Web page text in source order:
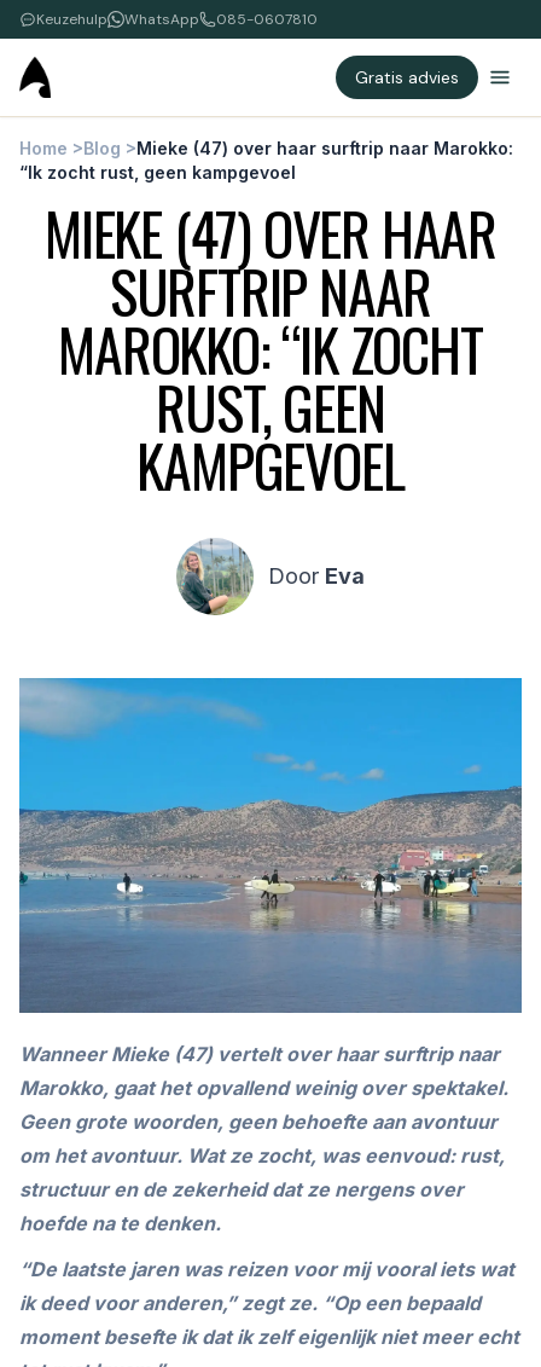
Keuzehulp WhatsApp 085-0607810
Gratis advies
Home >Blog >Mieke (47) over haar surftrip naar Marokko:
“Ik zocht rust, geen kampgevoel
MIEKE (47) OVER HAAR
SURFTRIP NAAR
MAROKKO: “IK ZOCHT
RUST, GEEN
KAMPGEVOEL
Door Eva
Wanneer Mieke (47) vertelt over haar surftrip naar
Marokko, gaat het opvallend weinig over spektakel.
Geen grote woorden, geen behoefte aan avontuur
om het avontuur. Wat ze zocht, was eenvoud: rust,
structuur en de zekerheid dat ze nergens over
hoefde na te denken.
“De laatste jaren was reizen voor mij vooral iets wat
ik deed voor anderen,” zegt ze. “Op een bepaald
moment besefte ik dat ik zelf eigenlijk niet meer echt